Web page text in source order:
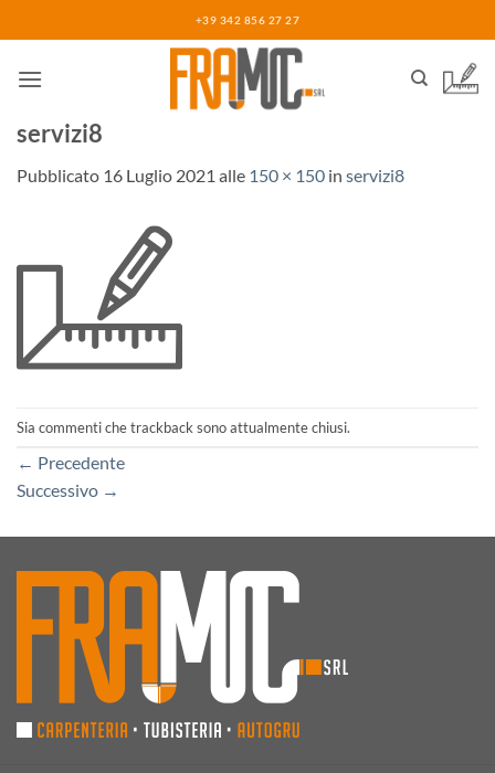
ai
contenuti
+39 342 856 27 27
servizi8
Pubblicato 16 Luglio 2021 alle 150 × 150 in servizi8
Sia commenti che trackback sono attualmente chiusi.
← Precedente
Successivo →